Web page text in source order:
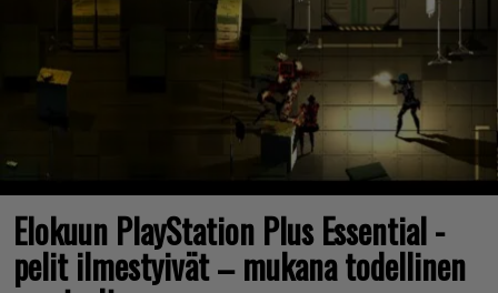
Elokuun PlayStation Plus Essential -
pelit ilmestyivät – mukana todellinen